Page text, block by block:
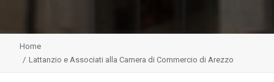
Home
Lattanzio e Associati alla Camera di Commercio di Arezzo